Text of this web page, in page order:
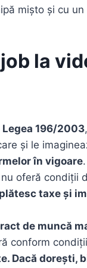
mișto și cu
la
196/2003
și le
în vigoare
oferă condiții
taxe și
de muncă
conform
Dacă dorești,